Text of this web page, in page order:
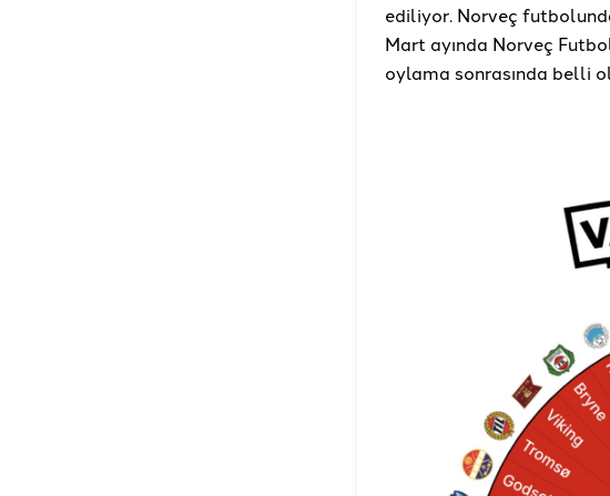
ediliyor. Norveç futbolunda
Mart ayında Norveç
oylama sonrasında belli